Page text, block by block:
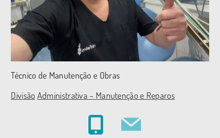
Técnico de Manutenção e Obras
Divisão Administrativa – Manutenção e Reparos